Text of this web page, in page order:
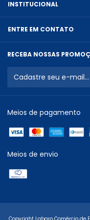
INSTITUCIONAL
ENTRE EM CONTATO
RECEBA NOSSAS
Meios de pagamento
Meios de envio